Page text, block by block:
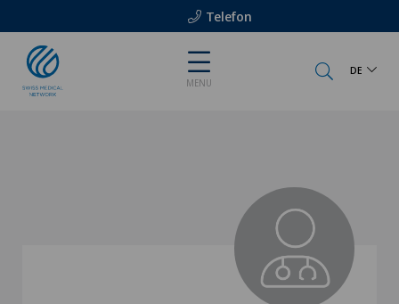
Telefon
MENU
DE